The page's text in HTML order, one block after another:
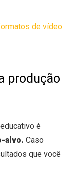
de vídeo
produção
é
alvo. Caso
que você